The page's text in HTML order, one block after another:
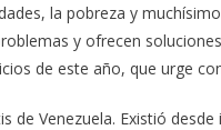
la pobreza y
y ofrecen
de este año, que urge
de Venezuela. Existió